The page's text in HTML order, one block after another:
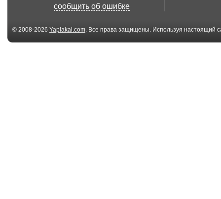
сообщить об ошибке
© 2008-2026 Yaplakal.com. Все права защищены. Используя настоящий